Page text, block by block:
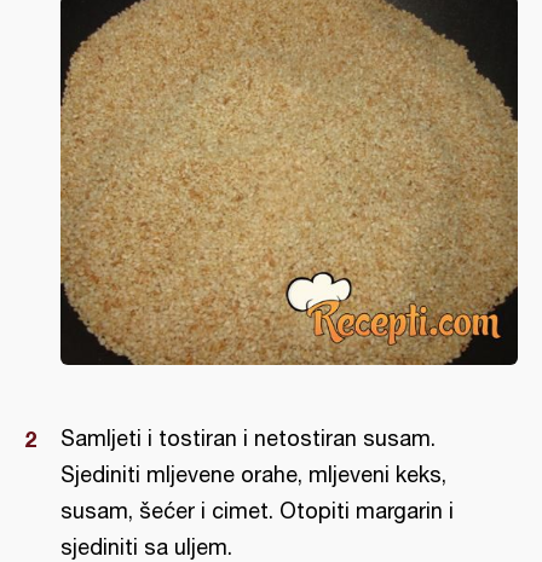
Samljeti i tostiran i netostiran susam.
Sjediniti mljevene orahe, mljeveni keks,
susam, šećer i cimet. Otopiti margarin i
sjediniti sa uljem.